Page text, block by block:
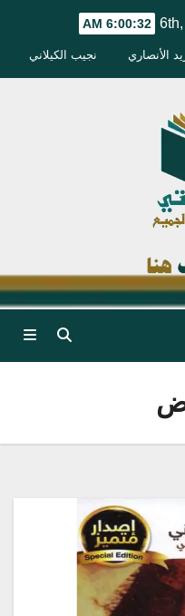
6:00:33 AM
الأنصاري نجيب الكيلاني